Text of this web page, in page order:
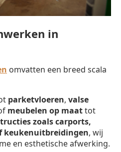
in
omvatten een breed scala
parketvloeren, valse
meubelen op maattot
zoals carports,
keukenuitbreidingen, wij
en esthetische afwerking.